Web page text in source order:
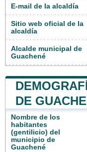
E-mail de la alcaldía
Sitio web oficial de la
alcaldía
Alcalde municipal de
Guachené
DE
Nombre de los
habitantes
(gentilicio) del
municipio de
Guachené